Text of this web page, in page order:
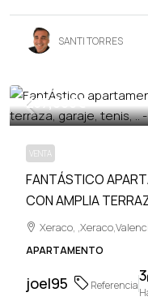
SANTI TORRES
237,000€
VENTA
FANTÁSTICO
CON AMPLIA
Xeraco,
APARTAMENTO
joel95 Referencia
3